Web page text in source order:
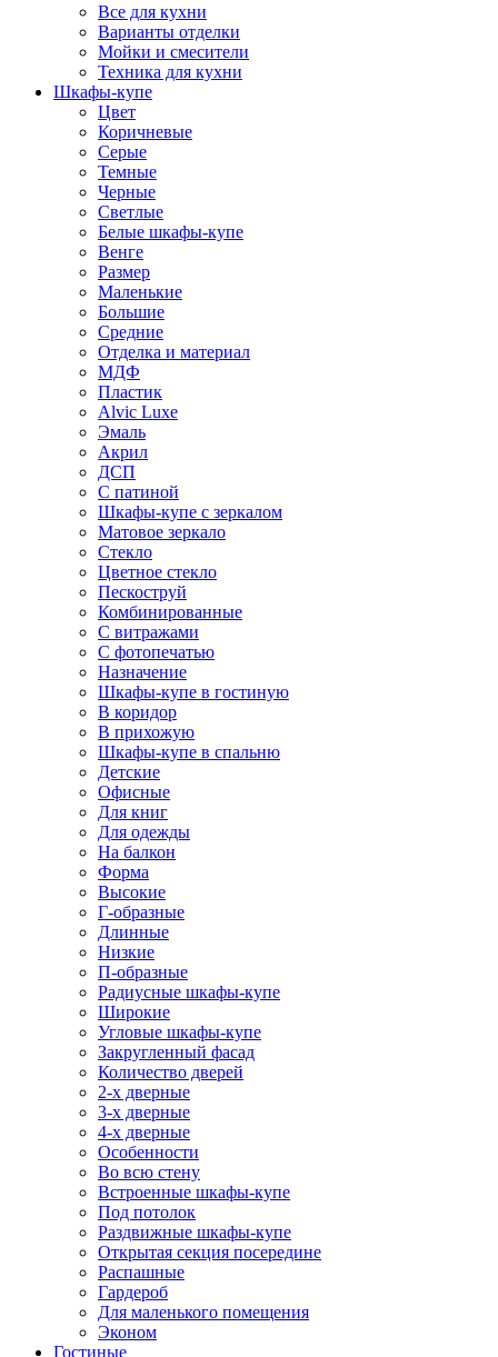
Все для кухни
Варианты отделки
Мойки и смесители
Техника для кухни
Шкафы-купе
Цвет
Коричневые
Серые
Темные
Черные
Светлые
Белые шкафы-купе
Венге
Размер
Маленькие
Большие
Средние
Отделка и материал
МДФ
Пластик
Alvic Luxe
Эмаль
Акрил
ДСП
С патиной
Шкафы-купе с зеркалом
Матовое зеркало
Стекло
Цветное стекло
Пескоструй
Комбинированные
С витражами
С фотопечатью
Назначение
Шкафы-купе в гостиную
В коридор
В прихожую
Шкафы-купе в спальню
Детские
Офисные
Для книг
Для одежды
На балкон
Форма
Высокие
Г-образные
Длинные
Низкие
П-образные
Радиусные шкафы-купе
Широкие
Угловые шкафы-купе
Закругленный фасад
Количество дверей
2-х дверные
3-х дверные
4-х дверные
Особенности
Во всю стену
Встроенные шкафы-купе
Под потолок
Раздвижные шкафы-купе
Открытая секция посередине
Распашные
Гардероб
Для маленького помещения
Эконом
Гостиные